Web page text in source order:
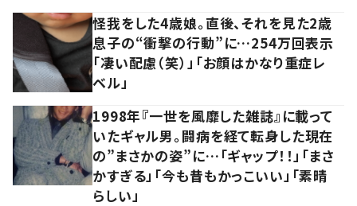
怪我をした4歳娘。直後、それを見た2歳
息子の“衝撃の行動”に…254万回表示
「凄い配慮（笑）」「お顔はかなり重症レ
ベル」
1998年『一世を風靡した雑誌』に載って
いたギャル男。闘病を経て転身した現在
の”まさかの姿”に…「ギャップ！！」「まさ
かすぎる」「今も昔もかっこいい」「素晴
らしい」